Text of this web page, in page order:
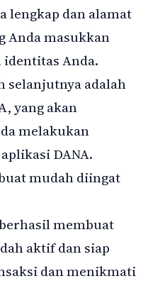
lengkap dan alamat
Anda masukkan
identitas Anda.
selanjutnya adalah
yang akan
melakukan
DANA.
mudah diingat
membuat
aktif dan siap
dan menikmati